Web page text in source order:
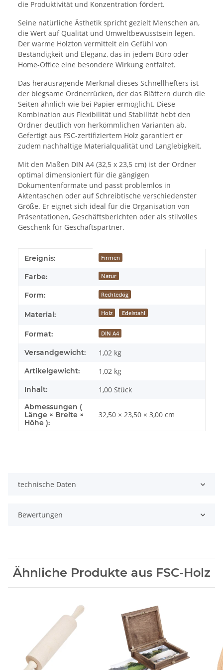
die Produktivität und Konzentration fördert.
Seine natürliche Ästhetik spricht gezielt Menschen an,
die Wert auf Qualität und Umweltbewusstsein legen.
Der warme Holzton vermittelt ein Gefühl von
Beständigkeit und Eleganz, das in jedem Büro oder
Home-Office eine besondere Wirkung entfaltet.
Das herausragende Merkmal dieses Schnellhefters ist
der biegsame Ordnerrücken, der das Blättern durch die
Seiten ähnlich wie bei Papier ermöglicht. Diese
Kombination aus Flexibilität und Stabilität hebt den
Ordner deutlich von herkömmlichen Varianten ab.
Gefertigt aus FSC-zertifiziertem Holz garantiert er
zudem nachhaltige Materialqualität und Langlebigkeit.
Mit den Maßen DIN A4 (32,5 x 23,5 cm) ist der Ordner
optimal dimensioniert für die gängigen
Dokumentenformate und passt problemlos in
Aktentaschen oder auf Schreibtische verschiedenster
Größe. Er eignet sich ideal für die Organisation von
Präsentationen, Geschäftsberichten oder als stilvolles
Geschenk für Geschäftspartner.
Produkteigenschaft
Wert
Ereignis: Firmen
Farbe: Natur
Form: Rechteckig
Material: Holz Edelstahl
Format: DIN A4
Versandgewicht: 1,02 kg
Artikelgewicht: 1,02 kg
Inhalt: 1,00 Stück
Abmessungen (
Länge × Breite ×
Höhe ):
32,50 × 23,50 × 3,00 cm
technische Daten
Bewertungen
Ähnliche Produkte aus FSC-Holz